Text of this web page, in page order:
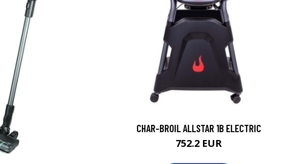
CHAR-BROIL ALLSTAR 1B ELECTRIC
752.2 EUR